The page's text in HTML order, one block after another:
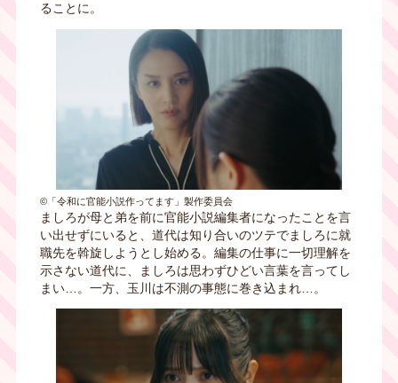
ることに。
©「令和に官能小説作ってます」製作委員会
ましろが母と弟を前に官能小説編集者になったことを言
い出せずにいると、道代は知り合いのツテでましろに就
職先を斡旋しようとし始める。編集の仕事に一切理解を
示さない道代に、ましろは思わずひどい言葉を言ってし
まい…。一方、玉川は不測の事態に巻き込まれ…。